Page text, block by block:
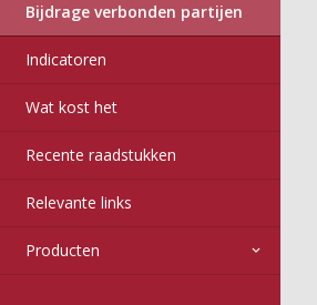
Bijdrage verbonden partijen
Indicatoren
Wat kost het
Recente raadstukken
Relevante links
Producten